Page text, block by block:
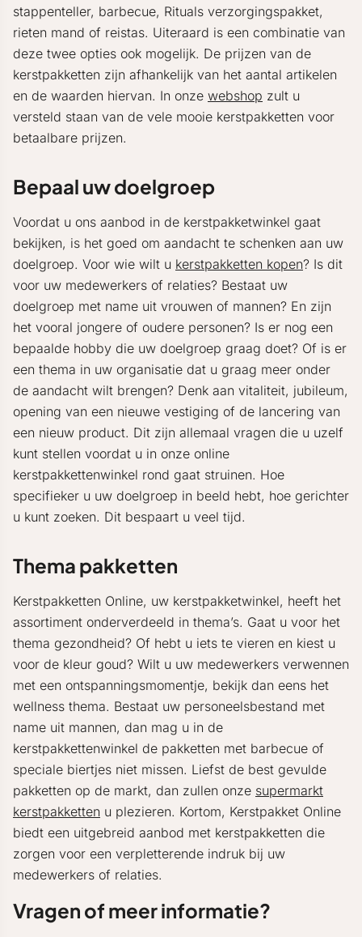
stappenteller, barbecue, Rituals verzorgingspakket,
rieten mand of reistas. Uiteraard is een combinatie van
deze twee opties ook mogelijk. De prijzen van de
kerstpakketten zijn afhankelijk van het aantal artikelen
en de waarden hiervan. In onze webshop zult u
versteld staan van de vele mooie kerstpakketten voor
betaalbare prijzen.
Bepaal uw doelgroep
Voordat u ons aanbod in de kerstpakketwinkel gaat
bekijken, is het goed om aandacht te schenken aan uw
doelgroep. Voor wie wilt u kerstpakketten kopen? Is dit
voor uw medewerkers of relaties? Bestaat uw
doelgroep met name uit vrouwen of mannen? En zijn
het vooral jongere of oudere personen? Is er nog een
bepaalde hobby die uw doelgroep graag doet? Of is er
een thema in uw organisatie dat u graag meer onder
de aandacht wilt brengen? Denk aan vitaliteit, jubileum,
opening van een nieuwe vestiging of de lancering van
een nieuw product. Dit zijn allemaal vragen die u uzelf
kunt stellen voordat u in onze online
kerstpakkettenwinkel rond gaat struinen. Hoe
specifieker u uw doelgroep in beeld hebt, hoe gerichter
u kunt zoeken. Dit bespaart u veel tijd.
Thema pakketten
Kerstpakketten Online, uw kerstpakketwinkel, heeft het
assortiment onderverdeeld in thema’s. Gaat u voor het
thema gezondheid? Of hebt u iets te vieren en kiest u
voor de kleur goud? Wilt u uw medewerkers verwennen
met een ontspanningsmomentje, bekijk dan eens het
wellness thema. Bestaat uw personeelsbestand met
name uit mannen, dan mag u in de
kerstpakkettenwinkel de pakketten met barbecue of
speciale biertjes niet missen. Liefst de best gevulde
pakketten op de markt, dan zullen onze supermarkt
kerstpakketten u plezieren. Kortom, Kerstpakket Online
biedt een uitgebreid aanbod met kerstpakketten die
zorgen voor een verpletterende indruk bij uw
medewerkers of relaties.
Vragen of meer informatie?